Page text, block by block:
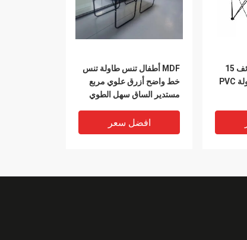
MDF أطفال تنس طاولة تنس
خط واضح أزرق علوي مربع
مستدير الساق سهل الطوي
افضل سعر
3 في 1 متعددة الوظائف 15
ملم طاولة تنس الطاولة PVC